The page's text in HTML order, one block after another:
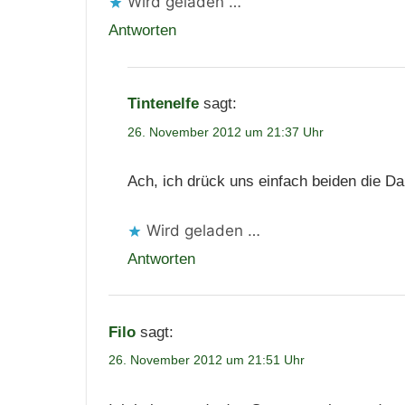
Antworten
Tintenelfe sagt:
26. November 2012 um 21:37 Uhr
Ach, ich drück uns einfach beiden die
Wird geladen …
Antworten
Filo sagt:
26. November 2012 um 21:51 Uhr